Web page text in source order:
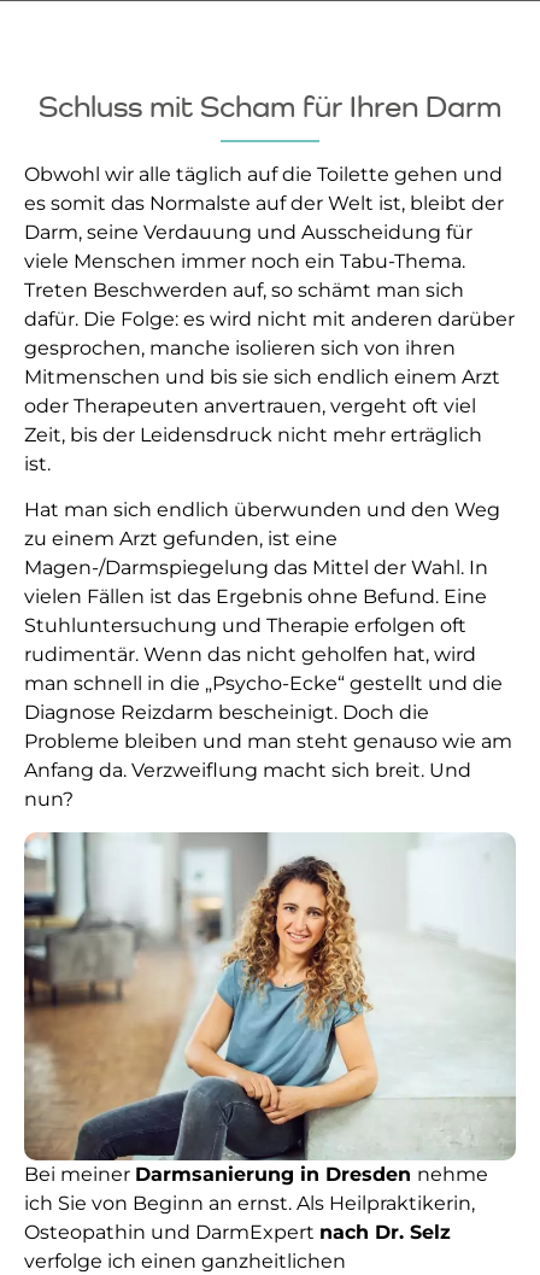
Schluss mit Scham für Ihren Darm
Obwohl wir alle täglich auf die Toilette gehen und
es somit das Normalste auf der Welt ist, bleibt der
Darm, seine Verdauung und Ausscheidung für
viele Menschen immer noch ein Tabu-Thema.
Treten Beschwerden auf, so schämt man sich
dafür. Die Folge: es wird nicht mit anderen darüber
gesprochen, manche isolieren sich von ihren
Mitmenschen und bis sie sich endlich einem Arzt
oder Therapeuten anvertrauen, vergeht oft viel
Zeit, bis der Leidensdruck nicht mehr erträglich
ist.
Hat man sich endlich überwunden und den Weg
zu einem Arzt gefunden, ist eine
Magen-/Darmspiegelung das Mittel der Wahl. In
vielen Fällen ist das Ergebnis ohne Befund. Eine
Stuhluntersuchung und Therapie erfolgen oft
rudimentär. Wenn das nicht geholfen hat, wird
man schnell in die „Psycho-Ecke“ gestellt und die
Diagnose Reizdarm bescheinigt. Doch die
Probleme bleiben und man steht genauso wie am
Anfang da. Verzweiflung macht sich breit. Und
nun?
Bei meiner Darmsanierung in Dresden nehme
ich Sie von Beginn an ernst. Als Heilpraktikerin,
Osteopathin und DarmExpert nach Dr. Selz
verfolge ich einen ganzheitlichen